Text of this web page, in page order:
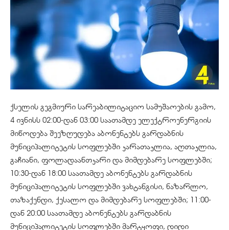
ქსელის გეგმიური სარეაბილიტაციო სამუშაოების გამო,
4 ივნისს 02:00-დან 03:00 საათამდე ელექტროენერგიის
მიწოდება შეეზღუდება აბონენტებს გარდაბნის
მუნიციპალიტეტის სოფლებში კარათაკლია, აღთაკლია,
გაჩიანი, ფოლადაანთკარი და მიმდებარე სოფლებში;
10:30-დან 18:00 საათამდე აბონენტებს გარდაბნის
მუნიციპალიტეტის სოფლებში ვახტანგისი, ნაზარლო,
თაზაქენდი, ქესალო და მიმდებარე სოფლებში; 11:00-
დან 20:00 საათამდე აბონენტებს გარდაბნის
მუნიციპალიტეტის სოფლებში მარტყოფი, დიდი